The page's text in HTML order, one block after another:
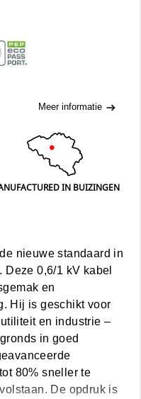
Meer informatie
IN BUIZINGEN
nieuwe standaard in
0,6/1 kV kabel
en
Hij is geschikt voor
en industrie –
in goed
80% sneller te
De opdruk is